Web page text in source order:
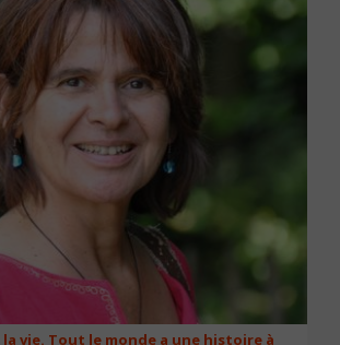
la vie. Tout le monde a une histoire à